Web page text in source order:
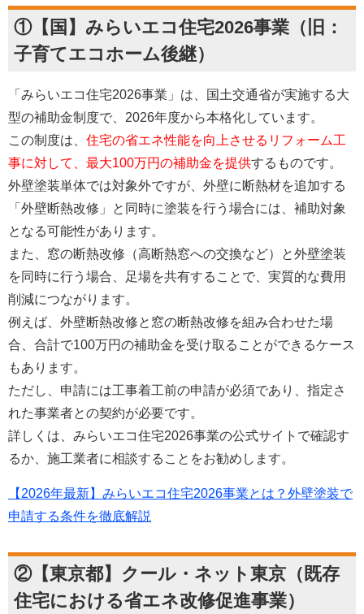
①【国】みらいエコ住宅2026事業（旧：
子育てエコホーム後継）
「みらいエコ住宅2026事業」は、国土交通省が実施する大
型の補助金制度で、2026年度から本格化しています。
この制度は、 住宅の省エネ性能を向上させるリフォーム工
事に対して、最大100万円の補助金を提供するものです。
外壁塗装単体では対象外ですが、外壁に断熱材を追加する
「外壁断熱改修」と同時に塗装を行う場合には、補助対象
となる可能性があります。
また、窓の断熱改修（高断熱窓への交換など）と外壁塗装
を同時に行う場合、足場を共有することで、実質的な費用
削減につながります。
例えば、外壁断熱改修と窓の断熱改修を組み合わせた場
合、合計で100万円の補助金を受け取ることができるケース
もあります。
ただし、申請には工事着工前の申請が必須であり、指定さ
れた事業者との契約が必要です。
詳しくは、みらいエコ住宅2026事業の公式サイトで確認す
るか、施工業者に相談することをお勧めします。
【2026年最新】みらいエコ住宅2026事業とは？外壁塗装で
申請する条件を徹底解説
②【東京都】クール・ネット東京（既存
住宅における省エネ改修促進事業）